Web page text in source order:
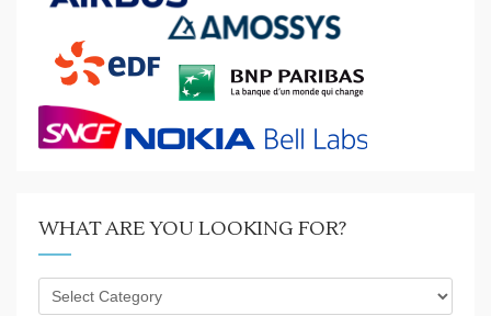
WHAT ARE YOU LOOKING FOR?
What
are